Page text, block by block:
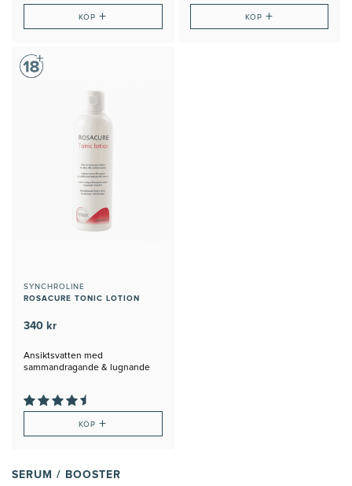
KÖP+ KÖP +
SYNCHROLINE
ROSACURE TONIC LOTION
340 kr
Ansiktsvatten med
sammandragande & lugnande
KÖP+
SERUM / BOOSTER